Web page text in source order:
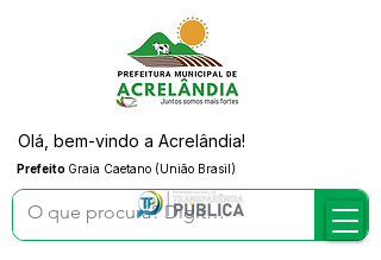
Prefeito Graia Caetano (União Brasil)
Olá, bem-vindo a Acrelândia!